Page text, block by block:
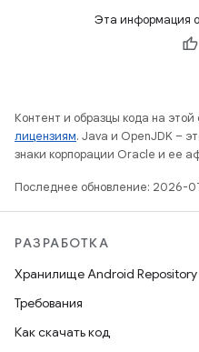
Эта информация
Контент и образцы кода на
лицензиям. Java и OpenJDK –
знаки корпорации Oracle и ее
Последнее обновление: 2026-
РАЗРАБОТКА
Хранилище Android Repository
Требования
Как скачать код